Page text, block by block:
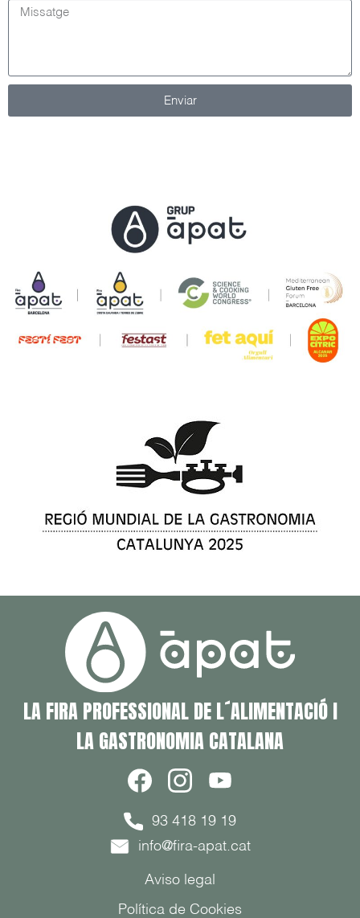
Enviar
LA FIRA PROFESSIONAL DE L´ALIMENTACIÓ I
LA GASTRONOMIA CATALANA
93 418 19 19
info@fira-apat.cat
Aviso legal
Política de Cookies